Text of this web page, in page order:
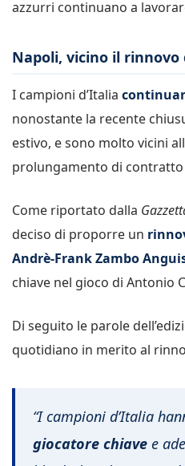
azzurri continuano a
Napoli, vicino il
I campioni d’Italia
nonostante la recente
estivo, e sono molto vicini
prolungamento di
Come riportato dalla
deciso di proporre un
Andrè-Frank Zambo
chiave nel gioco di Antonio
Di seguito le parole
quotidiano in merito al
“I campioni d’Italia
giocatore chiave e